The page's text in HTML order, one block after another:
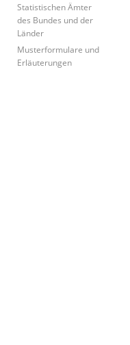
Statistischen Ämter
des Bundes und der
Länder
Musterformulare und
Erläuterungen